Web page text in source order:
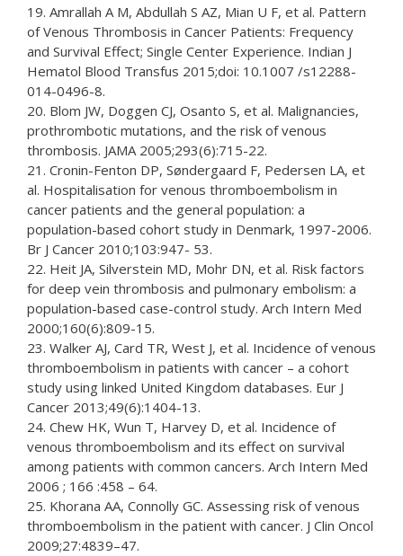
19. Amrallah A M, Abdullah S AZ, Mian U F, et al. Pattern
of Venous Thrombosis in Cancer Patients: Frequency
and Survival Effect; Single Center Experience. Indian J
Hematol Blood Transfus 2015;doi: 10.1007 /s12288-
014-0496-8.
20. Blom JW, Doggen CJ, Osanto S, et al. Malignancies,
prothrombotic mutations, and the risk of venous
thrombosis. JAMA 2005;293(6):715-22.
21. Cronin-Fenton DP, Søndergaard F, Pedersen LA, et
al. Hospitalisation for venous thromboembolism in
cancer patients and the general population: a
population-based cohort study in Denmark, 1997-2006.
Br J Cancer 2010;103:947- 53.
22. Heit JA, Silverstein MD, Mohr DN, et al. Risk factors
for deep vein thrombosis and pulmonary embolism: a
population-based case-control study. Arch Intern Med
2000;160(6):809-15.
23. Walker AJ, Card TR, West J, et al. Incidence of venous
thromboembolism in patients with cancer – a cohort
study using linked United Kingdom databases. Eur J
Cancer 2013;49(6):1404-13.
24. Chew HK, Wun T, Harvey D, et al. Incidence of
venous thromboembolism and its effect on survival
among patients with common cancers. Arch Intern Med
2006 ; 166 :458 – 64.
25. Khorana AA, Connolly GC. Assessing risk of venous
thromboembolism in the patient with cancer. J Clin Oncol
2009;27:4839–47.